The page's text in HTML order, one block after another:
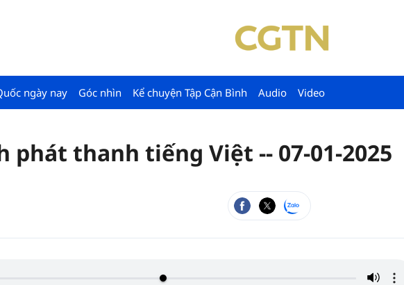
ngày nay Góc nhìn Kể chuyện Tập Cận Bình Audio Video
thanh tiếng Việt -- 07-01-2025